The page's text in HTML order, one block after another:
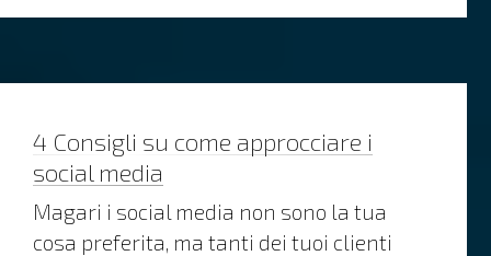
4 Consigli su come approcciare i
social media
Magari i social media non sono la tua
cosa preferita, ma tanti dei tuoi clienti